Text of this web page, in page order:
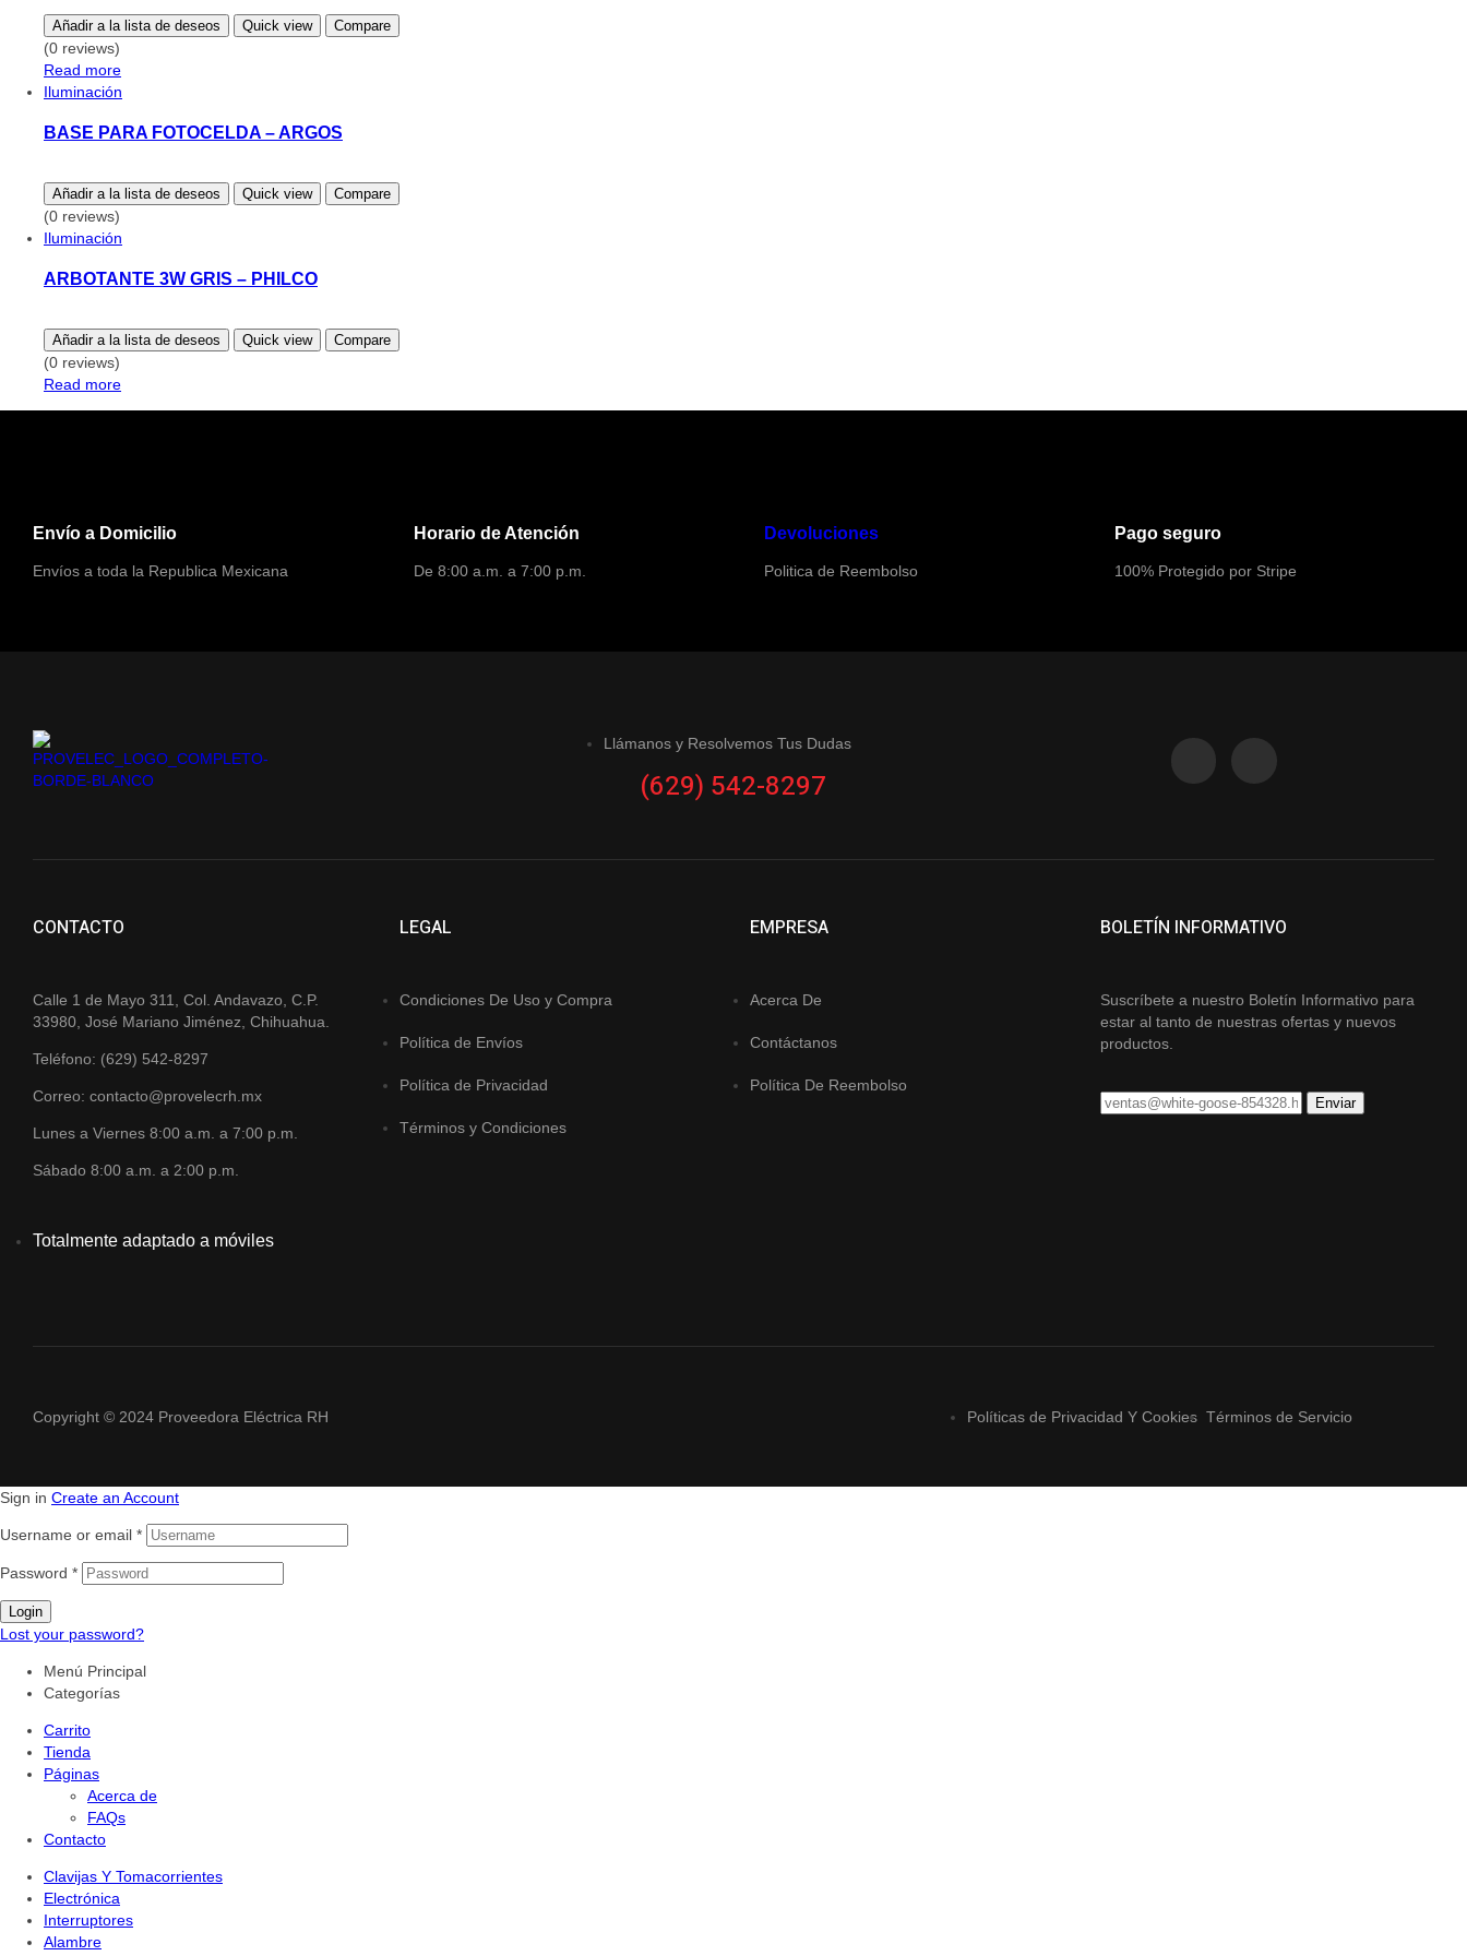
Añadir a la lista de deseos Quick view Compare
(0 reviews)
Read more
Iluminación
BASE PARA FOTOCELDA – ARGOS
Añadir a la lista de deseos Quick view Compare
(0 reviews)
Iluminación
ARBOTANTE 3W GRIS – PHILCO
Añadir a la lista de deseos Quick view Compare
(0 reviews)
Read more
Envío a Domicilio
Envíos a toda la Republica Mexicana
Horario de Atención
De 8:00 a.m. a 7:00 p.m.
Devoluciones
Politica de Reembolso
Pago seguro
100% Protegido por Stripe
Llámanos y Resolvemos Tus Dudas
(629) 542-8297
CONTACTO
Calle 1 de Mayo 311, Col. Andavazo, C.P.
33980, José Mariano Jiménez, Chihuahua.
Teléfono: (629) 542-8297
Correo: contacto@provelecrh.mx
Lunes a Viernes 8:00 a.m. a 7:00 p.m.
Sábado 8:00 a.m. a 2:00 p.m.
Totalmente adaptado a móviles
LEGAL
Condiciones De Uso y Compra
Política de Envíos
Política de Privacidad
Términos y Condiciones
EMPRESA
Acerca De
Contáctanos
Política De Reembolso
BOLETÍN INFORMATIVO
Suscríbete a nuestro Boletín Informativo para
estar al tanto de nuestras ofertas y nuevos
productos.
Copyright © 2024 Proveedora Eléctrica RH Políticas de Privacidad Y Cookies Términos de Servicio
Sign in Create an Account
Username or email *
Password *
Login
Lost your password?
Menú Principal
Categorías
Carrito
Tienda
Páginas
Acerca de
FAQs
Contacto
Clavijas Y Tomacorrientes
Electrónica
Interruptores
Alambre